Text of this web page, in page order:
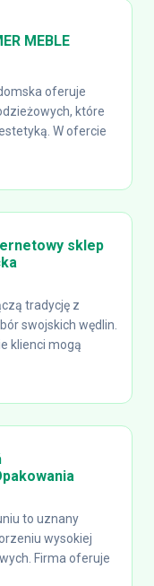
MEBLE
oferuje
które
W ofercie
sklep
tradycję z
swojskich wędlin.
klienci mogą
to uznany
wysokiej
Firma oferuje